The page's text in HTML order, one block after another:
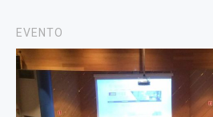
EVENTO